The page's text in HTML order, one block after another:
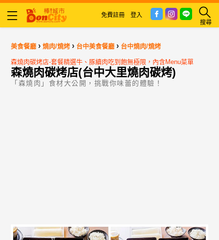
搜尋
免費註冊 登入
美食餐廳 ›燒肉/燒烤 › 台中美食餐廳 › 台中燒肉/燒烤
森燒肉碳烤店-套餐精選牛、豚續肉吃到飽無極限，內含Menu菜單
森燒肉碳烤店(台中大里燒肉碳烤)
「森燒肉」食材大公開，挑戰你味蕾的體驗！